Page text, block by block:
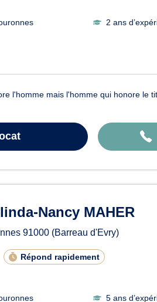
2 ans
l'homme mais l'homme qui honore le
Nancy MAHER
91000 (Barreau d'Evry)
Répond rapidement
5 ans